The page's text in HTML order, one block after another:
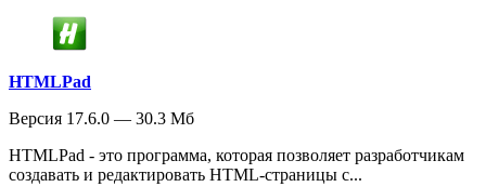
HTMLPad
Версия 17.6.0 — 30.3 Мб
HTMLPad - это программа, которая позволяет разработчикам
создавать и редактировать HTML-страницы с...